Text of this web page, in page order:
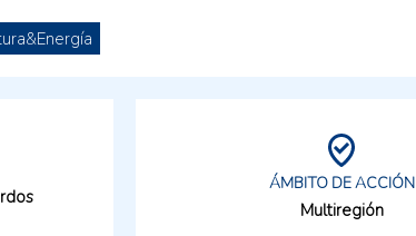
ÁMBITO DE ACCIÓN
Multiregión